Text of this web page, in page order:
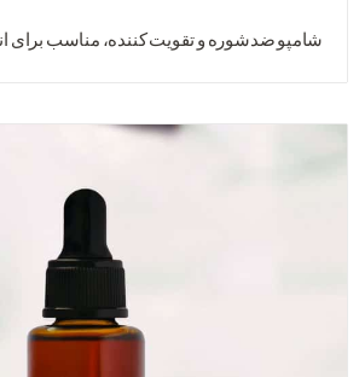
شامپو ضدشوره و تقویت کننده، مناسب برای